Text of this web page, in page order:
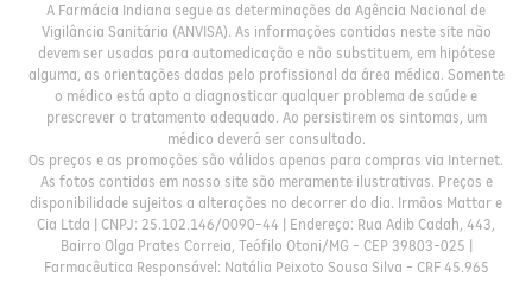
A Farmácia Indiana segue as determinações da Agência Nacional de
Vigilância Sanitária (ANVISA). As informações contidas neste site não
devem ser usadas para automedicação e não substituem, em hipótese
alguma, as orientações dadas pelo profissional da área médica. Somente
o médico está apto a diagnosticar qualquer problema de saúde e
prescrever o tratamento adequado. Ao persistirem os sintomas, um
médico deverá ser consultado.
Os preços e as promoções são válidos apenas para compras via Internet.
As fotos contidas em nosso site são meramente ilustrativas. Preços e
disponibilidade sujeitos a alterações no decorrer do dia. Irmãos Mattar e
Cia Ltda | CNPJ: 25.102.146/0090-44 | Endereço: Rua Adib Cadah, 443,
Bairro Olga Prates Correia, Teófilo Otoni/MG - CEP 39803-025 |
Farmacêutica Responsável: Natália Peixoto Sousa Silva - CRF 45.965